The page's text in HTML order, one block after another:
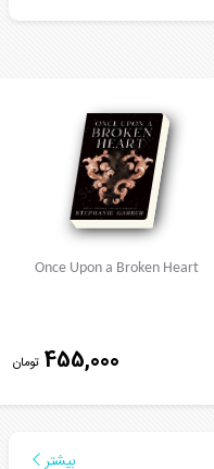
Once Upon a Broken Heart
455,000 تومان
بیشتر